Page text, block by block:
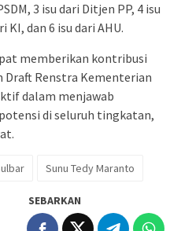
3 isu dari Ditjen PP, 4 isu
KI, dan 6 isu dari AHU.
memberikan kontribusi
Renstra Kementerian
dalam menjawab
di seluruh tingkatan,
Sunu Tedy Maranto
SEBARKAN